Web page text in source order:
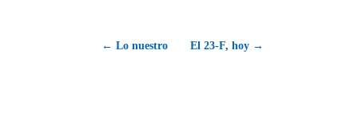
← Lo nuestro El 23-F, hoy →